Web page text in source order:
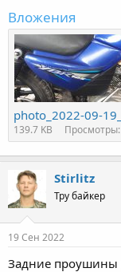
Вложения
139.7 KB
Stirlitz
Тру байкер
19 Сен 2022
Задние проушины